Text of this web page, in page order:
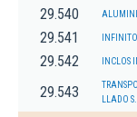
29.540
29.541
29.542 INCLOS
29.543
LLADO